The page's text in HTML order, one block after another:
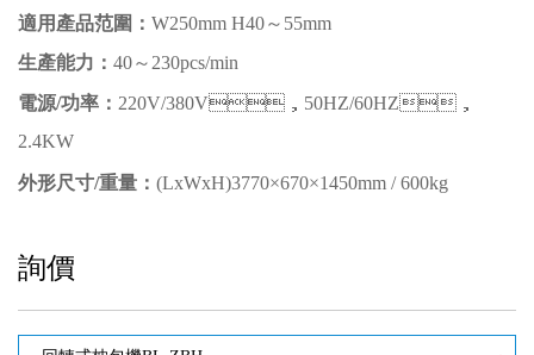
適用產品范圍： W250mm H40～55mm
生產能力： 40～230pcs/min
電源/功率： 220V/380V，50HZ/60HZ，
2.4KW
外形尺寸/重量： (LxWxH)3770×670×1450mm / 600kg
詢價